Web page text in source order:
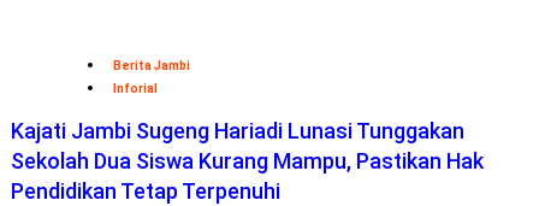
Berita Jambi
Inforial
Kajati Jambi Sugeng Hariadi Lunasi Tunggakan
Sekolah Dua Siswa Kurang Mampu, Pastikan Hak
Pendidikan Tetap Terpenuhi